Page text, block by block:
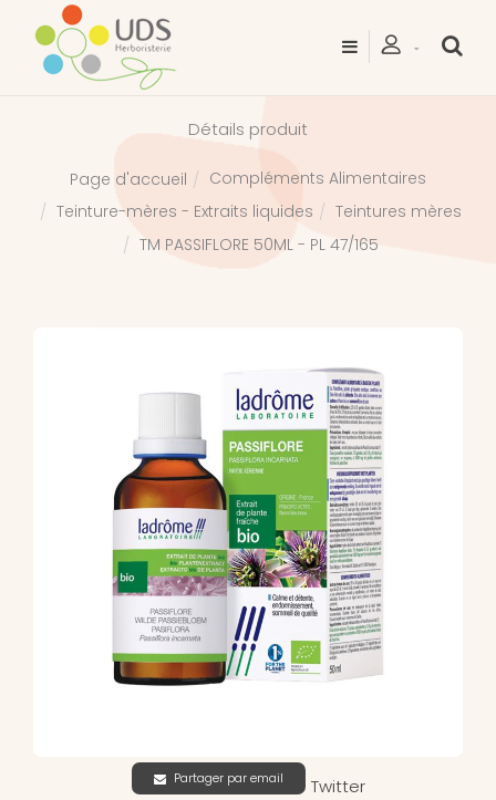
Détails produit
Page d'accueil
Compléments Alimentaires
Teinture-mères - Extraits liquides
Teintures mères
TM PASSIFLORE 50ML - PL 47/165
Partager par email Twitter